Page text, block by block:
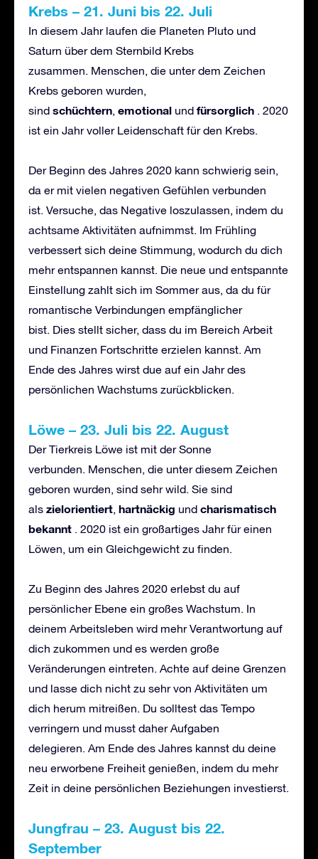
Krebs – 21. Juni bis 22. Juli
In diesem Jahr laufen die Planeten Pluto und
Saturn über dem Sternbild Krebs
zusammen. Menschen, die unter dem Zeichen
Krebs geboren wurden,
sind schüchtern, emotional und fürsorglich . 2020
ist ein Jahr voller Leidenschaft für den Krebs.
Der Beginn des Jahres 2020 kann schwierig sein,
da er mit vielen negativen Gefühlen verbunden
ist. Versuche, das Negative loszulassen, indem du
achtsame Aktivitäten aufnimmst. Im Frühling
verbessert sich deine Stimmung, wodurch du dich
mehr entspannen kannst. Die neue und entspannte
Einstellung zahlt sich im Sommer aus, da du für
romantische Verbindungen empfänglicher
bist. Dies stellt sicher, dass du im Bereich Arbeit
und Finanzen Fortschritte erzielen kannst. Am
Ende des Jahres wirst due auf ein Jahr des
persönlichen Wachstums zurückblicken.
Löwe – 23. Juli bis 22. August
Der Tierkreis Löwe ist mit der Sonne
verbunden. Menschen, die unter diesem Zeichen
geboren wurden, sind sehr wild. Sie sind
als zielorientiert, hartnäckig und charismatisch
bekannt . 2020 ist ein großartiges Jahr für einen
Löwen, um ein Gleichgewicht zu finden.
Zu Beginn des Jahres 2020 erlebst du auf
persönlicher Ebene ein großes Wachstum. In
deinem Arbeitsleben wird mehr Verantwortung auf
dich zukommen und es werden große
Veränderungen eintreten. Achte auf deine Grenzen
und lasse dich nicht zu sehr von Aktivitäten um
dich herum mitreißen. Du solltest das Tempo
verringern und musst daher Aufgaben
delegieren. Am Ende des Jahres kannst du deine
neu erworbene Freiheit genießen, indem du mehr
Zeit in deine persönlichen Beziehungen investierst.
Jungfrau – 23. August bis 22.
September